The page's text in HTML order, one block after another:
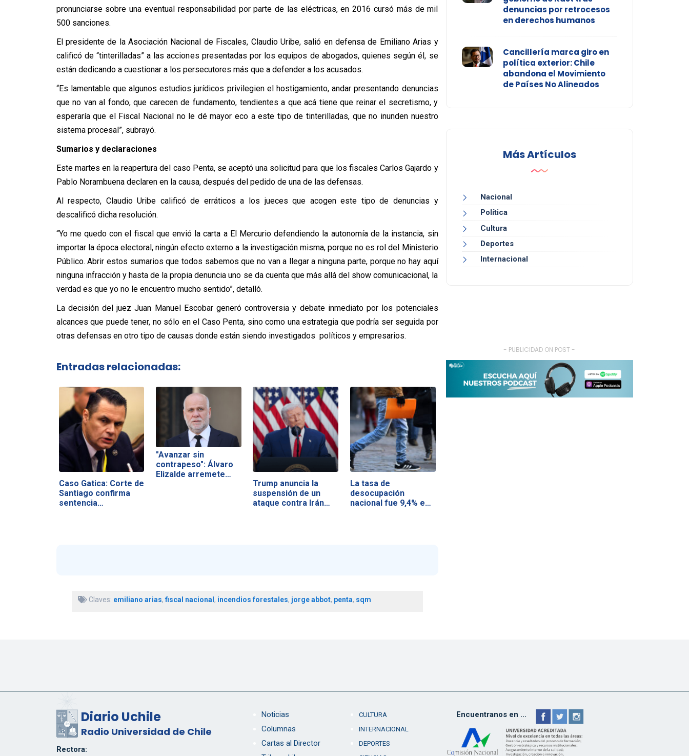
pronunciarse sobre una eventual responsabilidad por parte de las eléctricas, en 2016 cursó más de mil
500 sanciones.
El presidente de la Asociación Nacional de Fiscales, Claudio Uribe, salió en defensa de Emiliano Arias y
calificó de “tinterilladas” a las acciones presentadas por los equipos de abogados, quienes según él, se
están dedicando a cuestionar a los persecutores más que a defender a los acusados.
“Es lamentable que algunos estudios jurídicos privilegien el hostigamiento, andar presentando denuncias
que no van al fondo, que carecen de fundamento, tendientes a que acá tiene que reinar el secretismo, y
esperaría que el Fiscal Nacional no le dé mayor eco a este tipo de tinterilladas, que no inunden nuestro
sistema procesal”, subrayó.
Sumarios y declaraciones
Este martes en la reapertura del caso Penta, se aceptó una solicitud para que los fiscales Carlos Gajardo y
Pablo Norambuena declaren en la causa, después del pedido de una de las defensas.
Al respecto, Claudio Uribe calificó de erráticos a los jueces que acogen este tipo de denuncias y
descalificó dicha resolución.
“Yo me quedo con el fiscal que envió la carta a El Mercurio defendiendo la autonomía de la instancia, sin
importar la época electoral, ningún efecto externo a la investigación misma, porque no es rol del Ministerio
Público. Abrir estos sumarios que todos sabemos que no van a llegar a ninguna parte, porque no hay aquí
ninguna infracción y hasta de la propia denuncia uno se da cuenta que más allá del show comunicacional, la
verdad es que yo no le encuentro mucho sentido”, detalló.
La decisión del juez Juan Manuel Escobar generó controversia y debate inmediato por los potenciales
alcances que puede tener, no sólo en el Caso Penta, sino como una estrategia que podría ser seguida por
otras defensas en otro tipo de causas donde están siendo investigados políticos y empresarios.
Entradas relacionadas:
Caso Gatica: Corte de
Santiago confirma
sentencia…
"Avanzar sin
contrapeso": Álvaro
Elizalde arremete…
Trump anuncia la
suspensión de un
ataque contra Irán…
La tasa de
desocupación
nacional fue 9,4% en
Claves: emiliano arias, fiscal nacional , incendios forestales, jorge abbot, penta, sqm
denuncias por retrocesos
en derechos humanos
Cancillería marca giro en
política exterior: Chile
abandona el Movimiento
de Países No Alineados
Más Artículos
Nacional
Política
Cultura
Deportes
Internacional
- PUBLICIDAD ON POST -
Diario Uchile
Radio Universidad de Chile
Rectora:
Noticias
Columnas
Cartas al Director
CULTURA
INTERNACIONAL
DEPORTES
Encuentranos en ...